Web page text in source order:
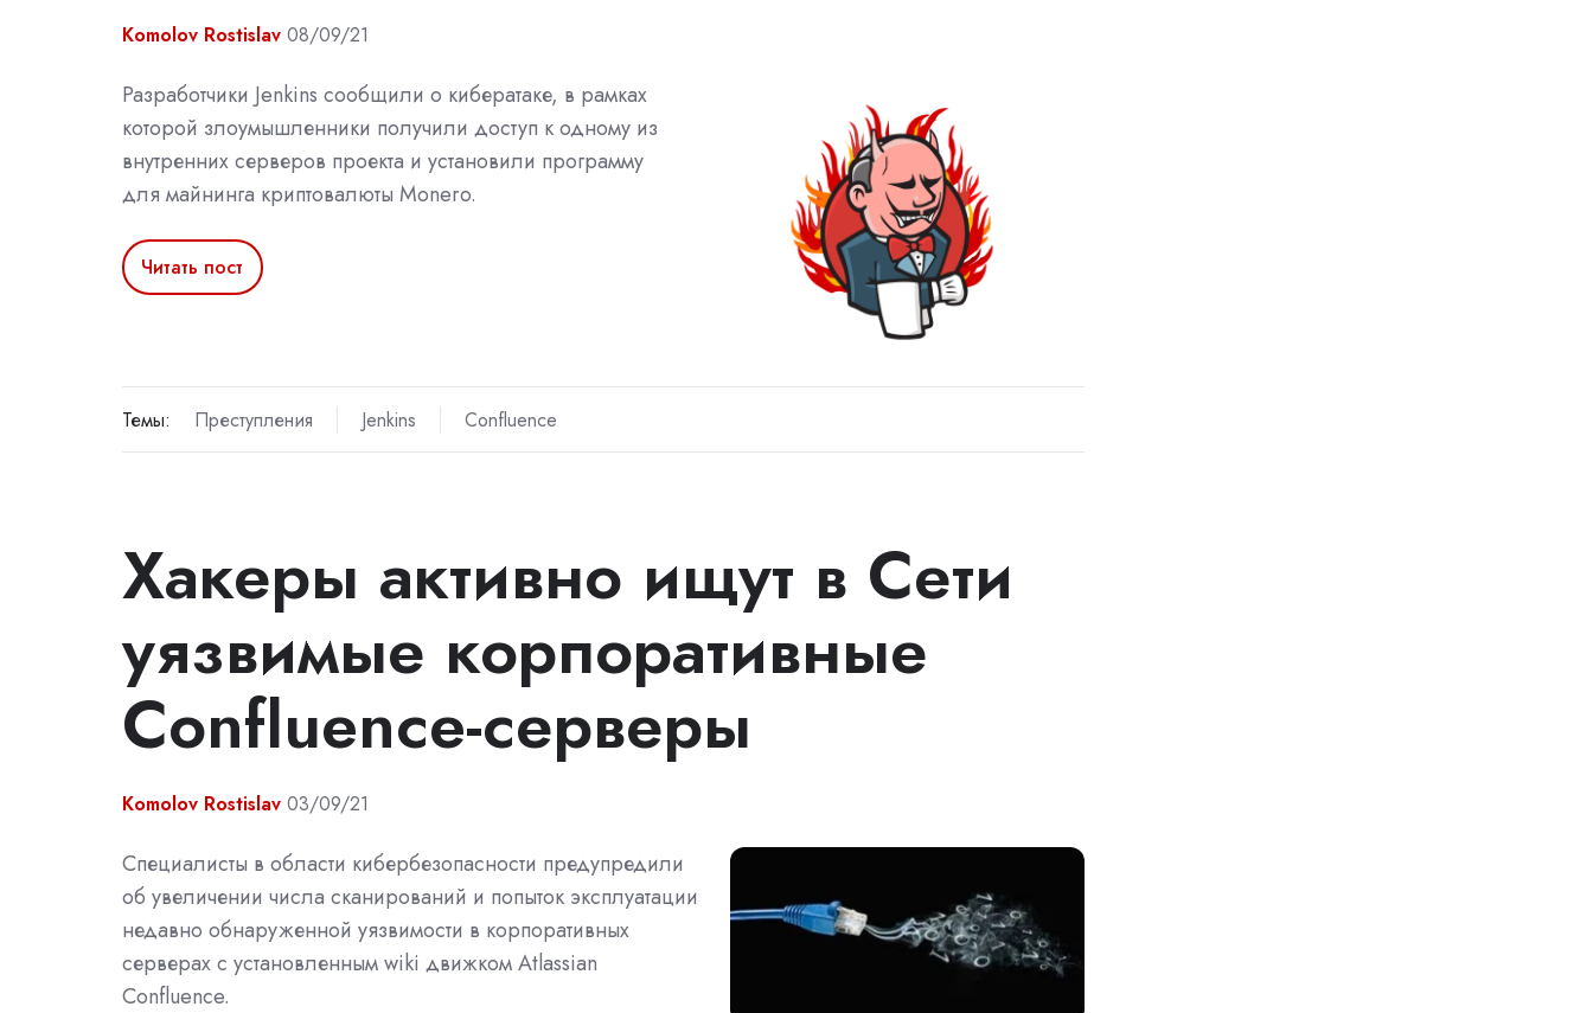
Komolov Rostislav 08/09/21
Разработчики Jenkins сообщили о кибератаке, в рамках
которой злоумышленники получили доступ к одному из
внутренних серверов проекта и установили программу
для майнинга криптовалюты Monero.
Читать пост
Темы: Преступления Jenkins Confluence
Хакеры активно ищут в Сети
уязвимые корпоративные
Confluence-серверы
Komolov Rostislav 03/09/21
Специалисты в области кибербезопасности предупредили
об увеличении числа сканирований и попыток эксплуатации
недавно обнаруженной уязвимости в корпоративных
серверах с установленным wiki движком Atlassian
Confluence.